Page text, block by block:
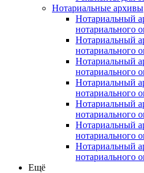
Нотариальные архивы
Нотариальный
нотариального
Нотариальный
нотариального
Нотариальный
нотариального
Нотариальный
нотариального
Нотариальный
нотариального
Нотариальный
нотариального
Нотариальный
нотариального
Ещё